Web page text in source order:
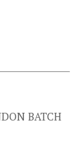
BATCH